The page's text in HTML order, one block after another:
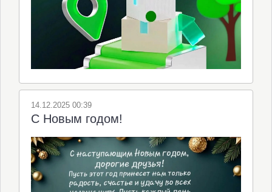
14.12.2025 00:39
С Новым годом!